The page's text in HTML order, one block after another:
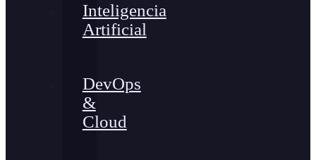
Inteligencia
Artificial
DevOps
&
Cloud